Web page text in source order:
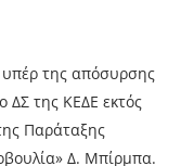
της απόσυρσης
της ΚΕΔΕ εκτός
Παράταξης
Δ. Μπίρμπα.